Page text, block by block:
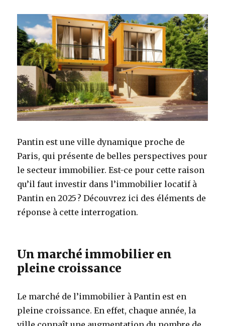
Pantin est une ville dynamique proche de
Paris, qui présente de belles perspectives pour
le secteur immobilier. Est-ce pour cette raison
qu’il faut investir dans l’immobilier locatif à
Pantin en 2025 ? Découvrez ici des éléments de
réponse à cette interrogation.
Un marché immobilier en
pleine croissance
Le marché de l’immobilier à Pantin est en
pleine croissance. En effet, chaque année, la